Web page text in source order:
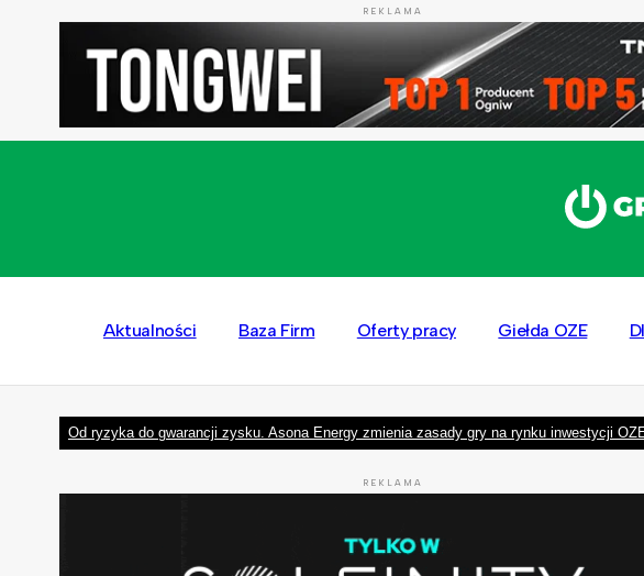
REKLAMA
Aktualności Baza Firm Oferty pracy Giełda OZE
Od ryzyka do gwarancji zysku. Asona Energy zmienia zasady gry na rynku inwestycji
REKLAMA